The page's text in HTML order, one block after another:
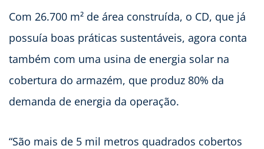
Com 26.700 m² de área construída, o CD, que já
possuía boas práticas sustentáveis, agora conta
também com uma usina de energia solar na
cobertura do armazém, que produz 80% da
demanda de energia da operação.
“São mais de 5 mil metros quadrados cobertos